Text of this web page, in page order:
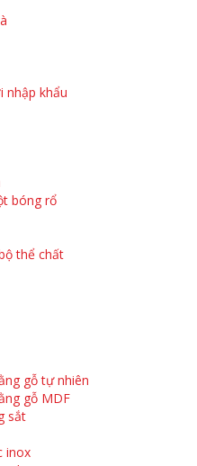
nhập khẩu
bóng rổ
thể chất
gỗ tự nhiên
gỗ MDF
sắt
inox